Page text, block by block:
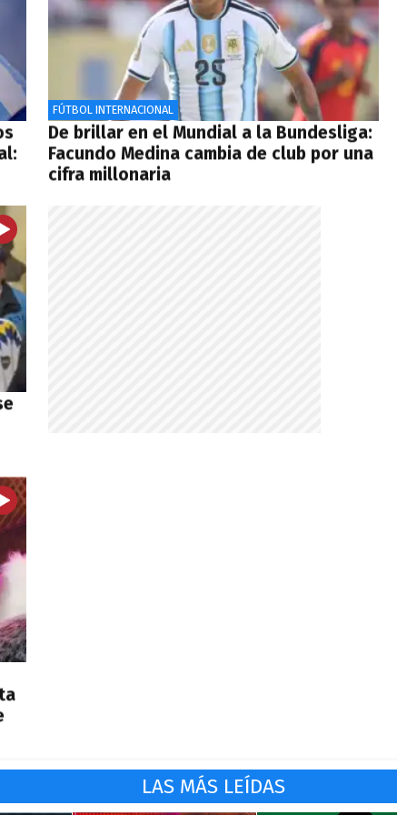
FÚTBOL INTERNACIONAL
De brillar en el Mundial a la Bundesliga:
Facundo Medina cambia de club por una
cifra millonaria
LAS MÁS LEÍDAS